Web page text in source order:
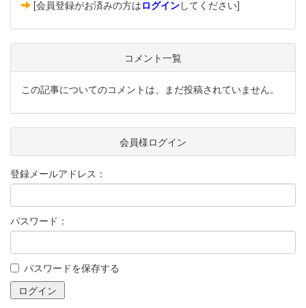
[会員登録がお済みの方はログインしてください]
コメント一覧
この記事についてのコメントは、まだ投稿されていません。
会員様ログイン
登録メールアドレス：
パスワード：
パスワードを保存する